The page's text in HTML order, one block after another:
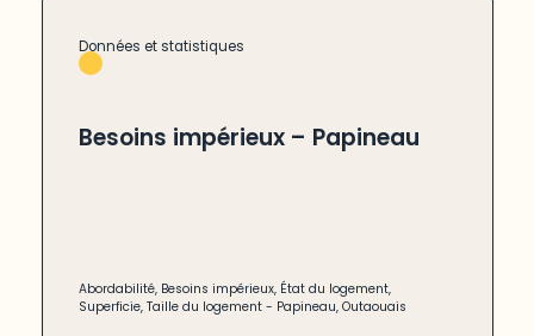
Données et statistiques
Besoins impérieux – Papineau
Abordabilité, Besoins impérieux, État du logement,
Superficie,Taille du logement - Papineau,Outaouais